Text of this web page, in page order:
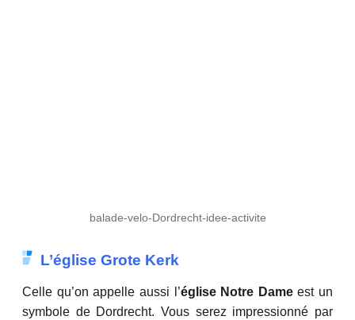
balade-velo-Dordrecht-idee-activite
L’église Grote Kerk
Celle qu’on appelle aussi l’église Notre Dameest un
symbole de Dordrecht. Vous serez impressionné par